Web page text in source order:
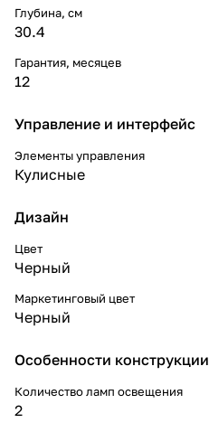
Глубина, см
30.4
Гарантия, месяцев
12
Управление и интерфейс
Элементы управления
Кулисные
Дизайн
Цвет
Черный
Маркетинговый цвет
Черный
Особенности конструкции
Количество ламп освещения
2